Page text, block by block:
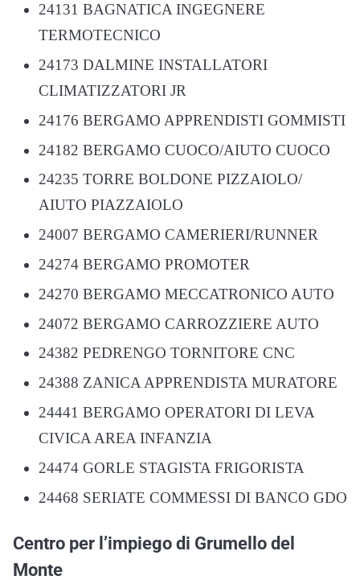
24131 BAGNATICA INGEGNERE
TERMOTECNICO
24173 DALMINE INSTALLATORI
CLIMATIZZATORI JR
24176 BERGAMO APPRENDISTI GOMMISTI
24182 BERGAMO CUOCO/AIUTO CUOCO
24235 TORRE BOLDONE PIZZAIOLO/
AIUTO PIAZZAIOLO
24007 BERGAMO CAMERIERI/RUNNER
24274 BERGAMO PROMOTER
24270 BERGAMO MECCATRONICO AUTO
24072 BERGAMO CARROZZIERE AUTO
24382 PEDRENGO TORNITORE CNC
24388 ZANICA APPRENDISTA MURATORE
24441 BERGAMO OPERATORI DI LEVA
CIVICA AREA INFANZIA
24474 GORLE STAGISTA FRIGORISTA
24468 SERIATE COMMESSI DI BANCO GDO
Centro per l’impiego di Grumello del
Monte